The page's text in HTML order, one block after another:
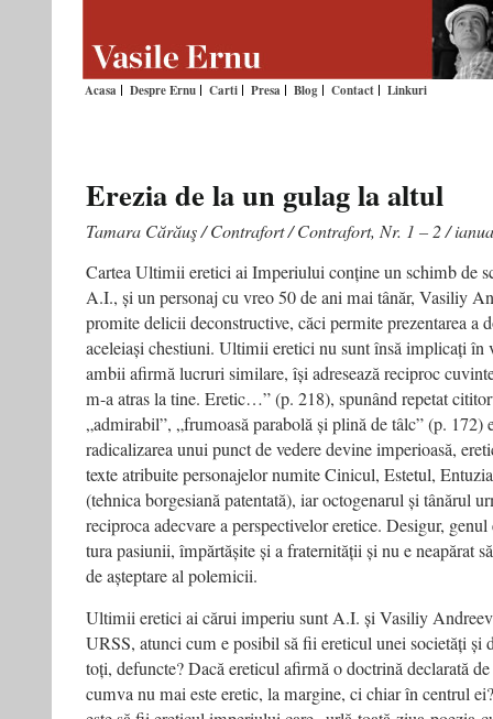
Acasa Despre Ernu Carti Presa Blog Contact Linkuri
Erezia de la un gulag la altul
Tamara Cărăuş / Contrafort / Contrafort, Nr. 1 – 2 /
Cartea Ultimii eretici ai Imperiului conține un schimb de
A.I., și un personaj cu vreo 50 de ani mai tânăr, Vasiliy
promite delicii deconstructive, căci permite prezentarea a
aceleiași chestiuni. Ultimii eretici nu sunt însă implicați
ambii afirmă lucruri similare, își adresează reciproc
m-a atras la tine. Eretic…” (p. 218), spunând repetat
„admirabil”, „frumoasă parabolă și plină de tâlc” (p. 172)
radicalizarea unui punct de vedere devine imperioasă,
texte atribuite personajelor numite Cinicul, Estetul,
(tehnica borgesiană patentată), iar octogenarul și tânărul
reciproca adecvare a perspectivelor eretice. Desigur,
tura pasiunii, împărtășite și a fraternității și nu e neapărat
de așteptare al polemicii.
Ultimii eretici ai cărui imperiu sunt A.I. și Vasiliy
URSS, atunci cum e posibil să fii ereticul unei societăți și
toți, defuncte? Dacă ereticul afirmă o doctrină declarată
cumva nu mai este eretic, la margine, ci chiar în centrul